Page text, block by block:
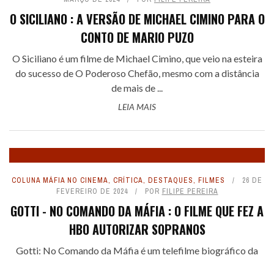
O SICILIANO : A VERSÃO DE MICHAEL CIMINO PARA O
CONTO DE MARIO PUZO
O Siciliano é um filme de Michael Cimino, que veio na esteira
do sucesso de O Poderoso Chefão, mesmo com a distância
de mais de ...
LEIA MAIS
COLUNA MÁFIA NO CINEMA, CRÍTICA, DESTAQUES, FILMES
26 DE
FEVEREIRO DE 2024
POR FILIPE PEREIRA
GOTTI - NO COMANDO DA MÁFIA : O FILME QUE FEZ A
HBO AUTORIZAR SOPRANOS
Gotti: No Comando da Máfia é um telefilme biográfico da